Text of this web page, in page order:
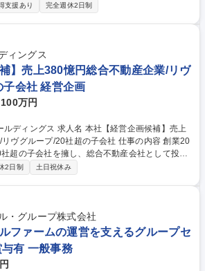
の子会社を持つ、 当グループに興味がある方か
定します！ ポテンシャル層の方や即戦力層の方
高さを重視します！不動産業界経験者や、営業
途入社も多く、業界未経験からの活躍実績も多数
環境です！ 募集職種 【オープンポ
興味がある方、応募をお待ちしています！
支援あり 完全週休2日制
ィングス
】売上380憶円総合不動産企業/リヴ
会社 経営企画
万円
社【経営企画候補】売上
プ/20社超の子会社 仕事の内容 創業20
超の子会社を擁し、総合不動産会社として投資
貫して手掛ける当社にて、3～5年後にリヴグルー
に付けていただきます。【業務詳細】顧客開拓
フローの見直しと効率化/組織と制度設計など
設計・建築・人材紹介・入居者サポート・福祉
あり、ご自身の適正に即したポジションで腕を
働ける環境です！ 募集職種 本社【経
総合不動産企業/リヴグループ/20社超の子会社
2日制 土日祝休み
・グループ株式会社
ファームの運営を支えるグループセ
有 一般事務